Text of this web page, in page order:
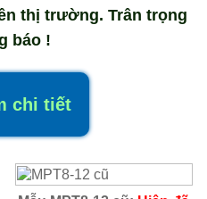
thị trường. Trân trọng
báo !
chi tiết